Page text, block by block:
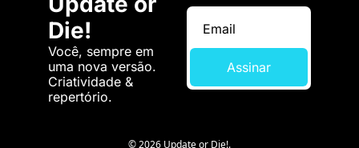
Die!
Você, sempre em
uma nova versão.
Criatividade &
repertório.
Assinar
© 2026 Update or Die!.